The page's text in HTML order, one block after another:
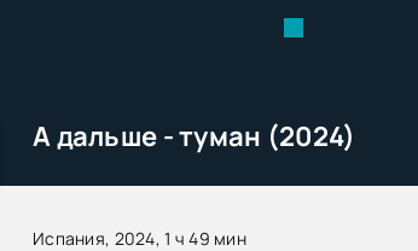
А дальше - туман (2024)
Испания, 2024, 1 ч 49 мин